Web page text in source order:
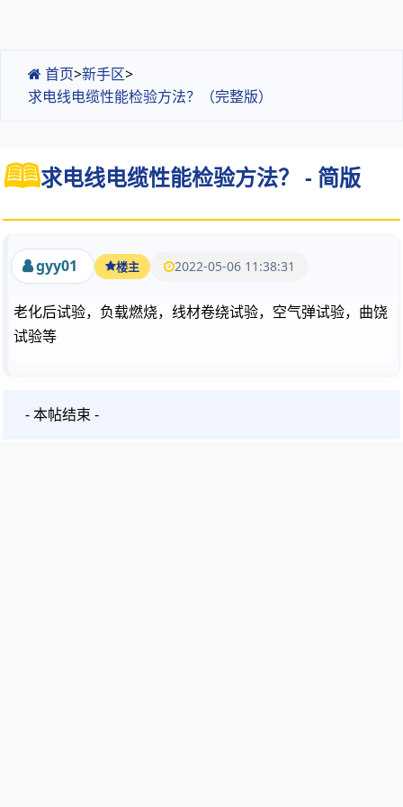
首页>新手区>
求电线电缆性能检验方法？（完整版）
求电线电缆性能检验方法？ - 简版
gyy01 楼主 2022-05-06 11:38:31
老化后试验，负载燃烧，线材卷绕试验，空气弹试验，曲饶
试验等
- 本帖结束 -